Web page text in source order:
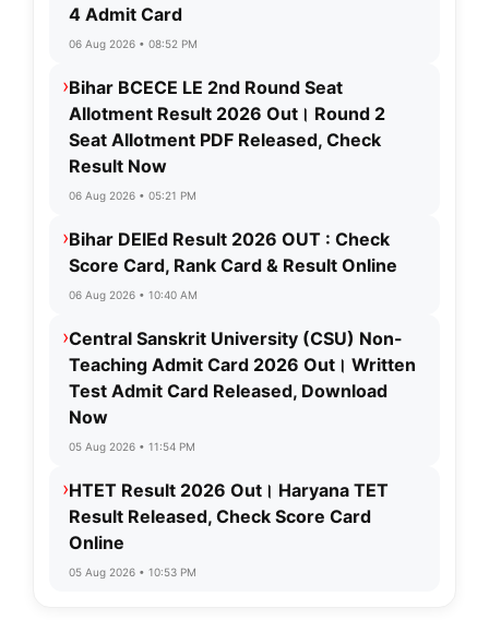
4 Admit Card
06 Aug 2026 • 08:52 PM
›Bihar BCECE LE 2nd Round Seat
Allotment Result 2026 Out। Round 2
Seat Allotment PDF Released, Check
Result Now
06 Aug 2026 • 05:21 PM
›Bihar DElEd Result 2026 OUT : Check
Score Card, Rank Card & Result Online
06 Aug 2026 • 10:40 AM
›Central Sanskrit University (CSU) Non-
Teaching Admit Card 2026 Out। Written
Test Admit Card Released, Download
Now
05 Aug 2026 • 11:54 PM
›HTET Result 2026 Out। Haryana TET
Result Released, Check Score Card
Online
05 Aug 2026 • 10:53 PM